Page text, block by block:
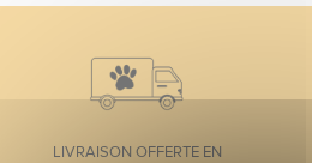
LIVRAISON OFFERTE EN